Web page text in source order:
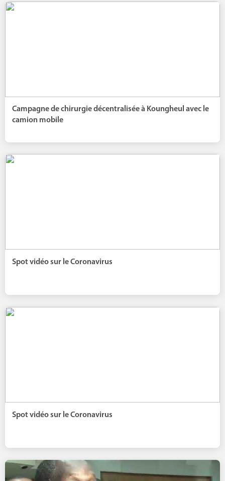
Campagne de chirurgie décentralisée à Koungheul avec le
camion mobile
Spot vidéo sur le Coronavirus
Spot vidéo sur le Coronavirus